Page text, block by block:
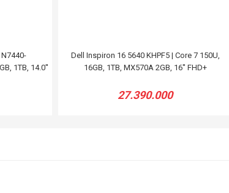
1TB, 14.0''
Dell Inspiron 16 5640 KHPF5 | Core 7 150U,
16GB, 1TB, MX570A 2GB, 16'' FHD+
27.390.000